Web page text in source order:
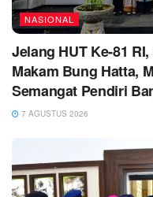
NASIONAL
Jelang HUT Ke-81
Makam Bung Hatta,
Semangat Pendiri
7 AGUSTUS 2026